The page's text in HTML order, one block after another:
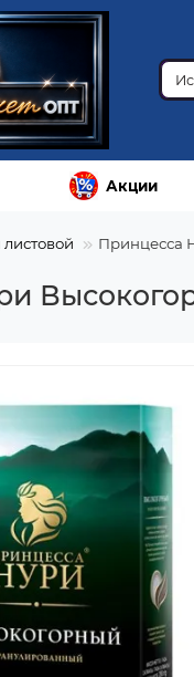
Акции
Принцесса